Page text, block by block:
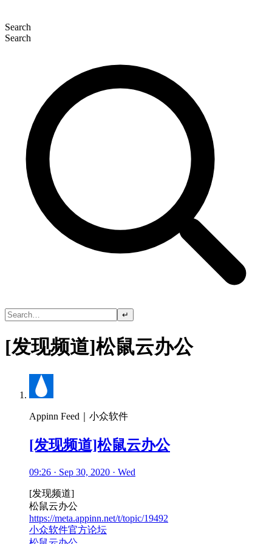
Search
Search
↵
[发现频道]松鼠云办公
Appinn Feed｜小众软件
[发现频道]松鼠云办公
09:26 · Sep 30, 2020 · Wed
[发现频道]
松鼠云办公
https://meta.appinn.net/t/topic/19492
小众软件官方论坛